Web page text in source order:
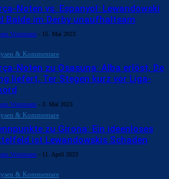
Noten vs. Espanyol: Lewandowski
Balde im Derby unaufhaltsam
Wustmann - 15. Mai 2023
& Kommentare
Noten zu Osasuna: Alba erlöst, De
liefert, Ter Stegen kurz vor Liga-
Wustmann - 3. Mai 2023
& Kommentare
zu Girona: Ein ideenloses
ist Lewandowskis Schaden
Wustmann - 11. April 2023
& Kommentare